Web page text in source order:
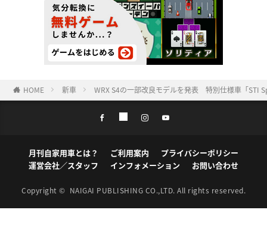
HOME 新車 WRX S4の一部改良モデルを発表 特別仕様車「STI
月刊自家用車とは？ ご利用案内
プライバシーポリシー
運営会社／スタッフ
インフォメーション お問い合わせ
Copyright © NAIGAI PUBLISHING CO.,LTD. All rights reserved.